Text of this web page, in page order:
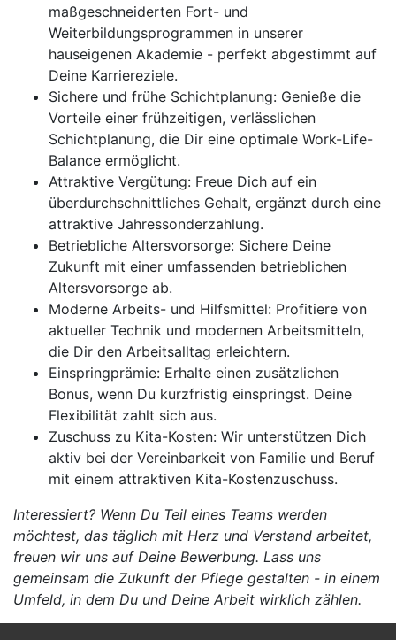
maßgeschneiderten Fort- und
Weiterbildungsprogrammen in unserer
hauseigenen Akademie - perfekt abgestimmt auf
Deine Karriereziele.
Sichere und frühe Schichtplanung: Genieße die
Vorteile einer frühzeitigen, verlässlichen
Schichtplanung, die Dir eine optimale Work-Life-
Balance ermöglicht.
Attraktive Vergütung: Freue Dich auf ein
überdurchschnittliches Gehalt, ergänzt durch eine
attraktive Jahressonderzahlung.
Betriebliche Altersvorsorge: Sichere Deine
Zukunft mit einer umfassenden betrieblichen
Altersvorsorge ab.
Moderne Arbeits- und Hilfsmittel: Profitiere von
aktueller Technik und modernen Arbeitsmitteln,
die Dir den Arbeitsalltag erleichtern.
Einspringprämie: Erhalte einen zusätzlichen
Bonus, wenn Du kurzfristig einspringst. Deine
Flexibilität zahlt sich aus.
Zuschuss zu Kita-Kosten: Wir unterstützen Dich
aktiv bei der Vereinbarkeit von Familie und Beruf
mit einem attraktiven Kita-Kostenzuschuss.
Interessiert? Wenn Du Teil eines Teams werden
möchtest, das täglich mit Herz und Verstand arbeitet,
freuen wir uns auf Deine Bewerbung. Lass uns
gemeinsam die Zukunft der Pflege gestalten - in einem
Umfeld, in dem Du und Deine Arbeit wirklich zählen.